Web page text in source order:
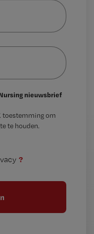
nieuwsbrief
toestemming om
te houden.
?